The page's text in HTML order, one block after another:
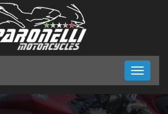
Toggle